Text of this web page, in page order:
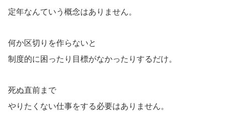
定年なんていう概念はありません。
何か区切りを作らないと
制度的に困ったり目標がなかったりするだけ。
死ぬ直前まで
やりたくない仕事をする必要はありません。